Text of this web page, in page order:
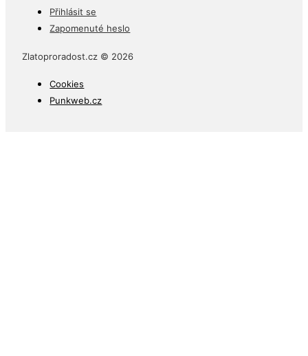
Přihlásit se
Zapomenuté heslo
Zlatoproradost.cz © 2026
Cookies
Punkweb.cz